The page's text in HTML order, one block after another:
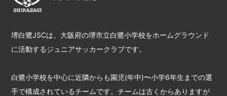
堺白鷺JSCは、大阪府の堺市立白鷺小学校をホームグラウンド
に活動するジュニアサッカークラブです。
白鷺小学校を中心に近隣からも園児(年中)〜小学6年生までの選
手で構成されているチームです。チームは古くからありますが